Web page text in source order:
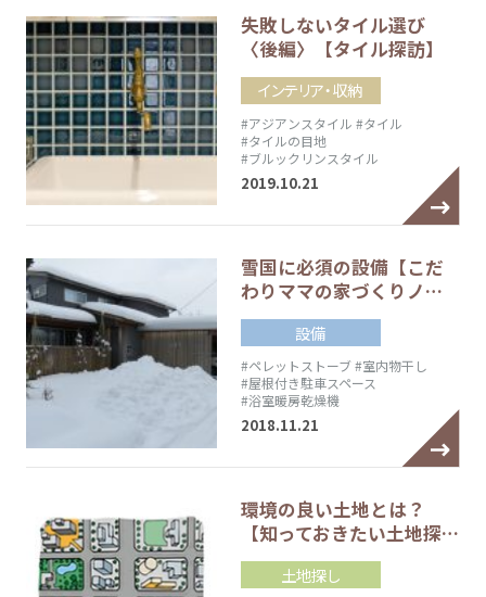
失敗しないタイル選び
〈後編〉【タイル探訪】
インテリア・収納
#アジアンスタイル #タイル
#タイルの目地
#ブルックリンスタイル
2019.10.21
雪国に必須の設備【こだ
わりママの家づくりノ…
設備
#ペレットストーブ#室内物干し
#屋根付き駐車スペース
#浴室暖房乾燥機
2018.11.21
環境の良い土地とは？
【知っておきたい土地探…
土地探し